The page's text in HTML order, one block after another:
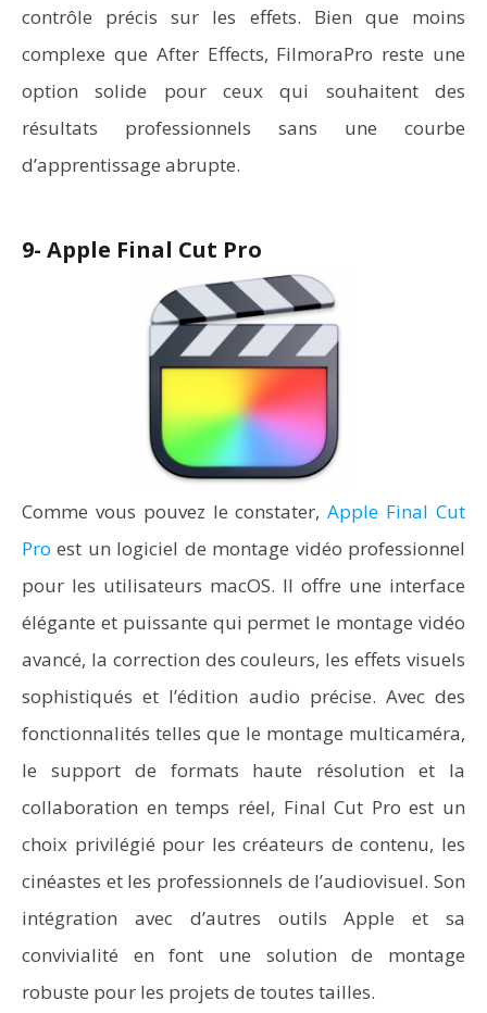
contrôle précis sur les effets. Bien que moins
complexe que After Effects, FilmoraPro reste une
option solide pour ceux qui souhaitent des
résultats professionnels sans une courbe
d’apprentissage abrupte.
9- Apple Final Cut Pro
Comme vous pouvez le constater,Apple Final Cut
Pro est un logiciel de montage vidéo professionnel
pour les utilisateurs macOS. Il offre une interface
élégante et puissante qui permet le montage vidéo
avancé, la correction des couleurs, les effets visuels
sophistiqués et l’édition audio précise. Avec des
fonctionnalités telles que le montage multicaméra,
le support de formats haute résolution et la
collaboration en temps réel, Final Cut Pro est un
choix privilégié pour les créateurs de contenu, les
cinéastes et les professionnels de l’audiovisuel. Son
intégration avec d’autres outils Apple et sa
convivialité en font une solution de montage
robuste pour les projets de toutes tailles.